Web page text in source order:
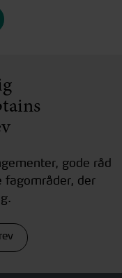
gode råd
fagområder, der